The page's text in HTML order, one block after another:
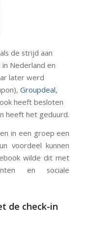
de strijd aan
Nederland en
later werd
Groupdeal,
heeft besloten
heeft het geduurd.
in een groep een
voordeel kunnen
wilde dit met
en sociale
de check-in